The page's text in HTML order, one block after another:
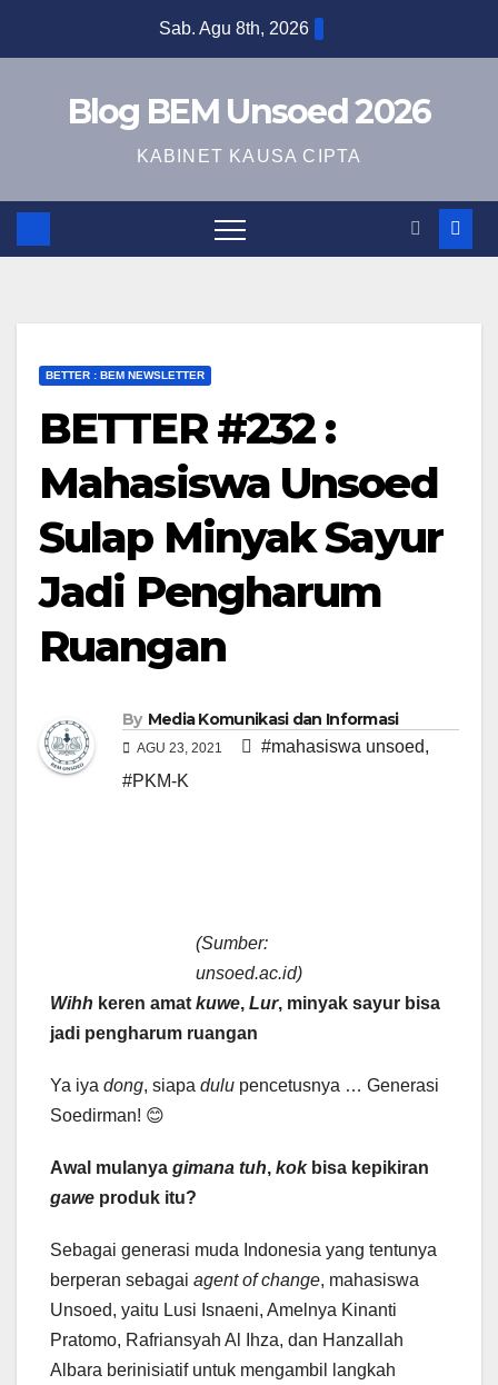
Sab. Agu 8th, 2026
Blog BEM Unsoed 2026
KABINET KAUSA CIPTA
BETTER : BEM NEWSLETTER
BETTER #232 :
Mahasiswa Unsoed
Sulap Minyak Sayur
Jadi Pengharum
Ruangan
By Media Komunikasi dan Informasi
AGU 23, 2021 #mahasiswa unsoed,
#PKM-K
(Sumber:
unsoed.ac.id)
Wihh keren amat kuwe, Lur, minyak sayur bisa
jadi pengharum ruangan
Ya iya dong, siapa dulu pencetusnya … Generasi
Soedirman! 😊
Awal mulanya gimana tuh, kokbisa kepikiran
gawe produk itu?
Sebagai generasi muda Indonesia yang tentunya
berperan sebagai agent of change, mahasiswa
Unsoed, yaitu Lusi Isnaeni, Amelnya Kinanti
Pratomo, Rafriansyah Al Ihza, dan Hanzallah
Albara berinisiatif untuk mengambil langkah